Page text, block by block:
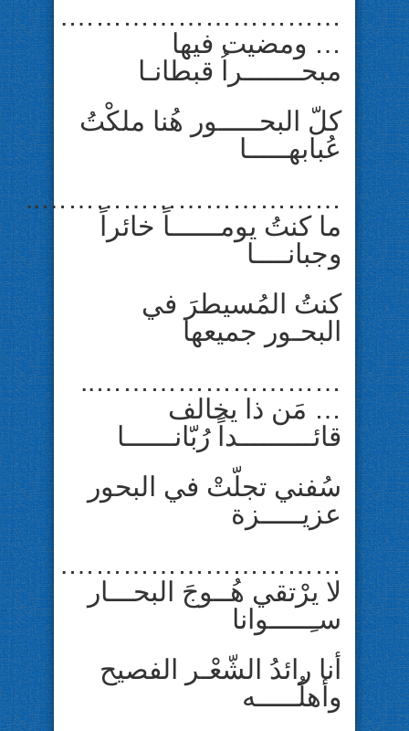
………………………….
… ومضيت فيها
مبحـــــــراُ قبطانـا
كلّ البحـــــور هُنا ملكْتُ
عُبابهـــــا
……………………………..
ما كنتُ يومــــــاً خائراً
وجبانــــا
كنتُ المُسيطرَ في
البحـور جميعها
………………………..
… مَن ذا يخالف
قائـــــــــداً رُبّانــــــا
سُفني تجلّتْ في البحور
عزيـــــزة
………………………….
لا يرْتقي هُــوجَ البحـــار
سـِـــــوانا
أنا رائدُ الشّعْـر الفصيح
وأهلُـــــه